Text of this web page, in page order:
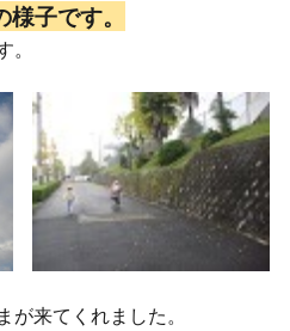
子です。
来てくれました。